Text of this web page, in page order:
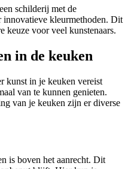
schilderij met de
innovatieve kleurmethoden. Dit
keuze voor veel kunstenaars.
in de keuken
kunst in je keuken vereist
van te kunnen genieten.
van je keuken zijn er diverse
is boven het aanrecht. Dit